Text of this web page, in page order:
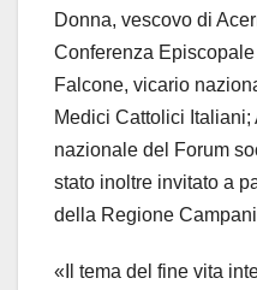
Donna, vescovo di
Conferenza
Falcone, vicario
Medici Cattolici
nazionale del Forum
stato inoltre invitato a
della Regione
«Il tema del fine vita